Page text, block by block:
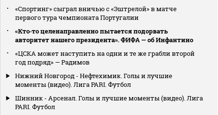
«Спортинг» сыграл вничью с «Эштрелой» в матче
первого тура чемпионата Португалии
«Кто‑то целенаправленно пытается подорвать
авторитет нашего президента». ФИФА — об Инфантино
«ЦСКА может наступить на одни и те же грабли второй
год подряд» — Радимов
Нижний Новгород - Нефтехимик. Голы и лучшие
моменты (видео). Лига PARI. Футбол
Шинник - Арсенал. Голы и лучшие моменты (видео). Лига
PARI. Футбол